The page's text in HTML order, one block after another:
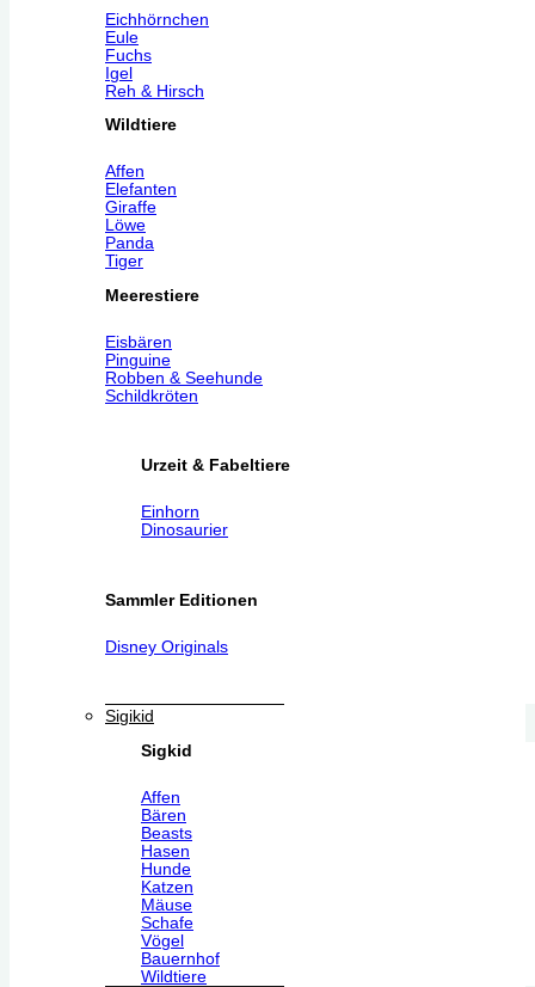
Eichhörnchen
Eule
Fuchs
Igel
Reh & Hirsch
Wildtiere
Affen
Elefanten
Giraffe
Löwe
Panda
Tiger
Meerestiere
Eisbären
Pinguine
Robben & Seehunde
Schildkröten
Urzeit & Fabeltiere
Einhorn
Dinosaurier
Sammler Editionen
Disney Originals
Sigikid
Sigkid
Affen
Bären
Beasts
Hasen
Hunde
Katzen
Mäuse
Schafe
Vögel
Bauernhof
Wildtiere